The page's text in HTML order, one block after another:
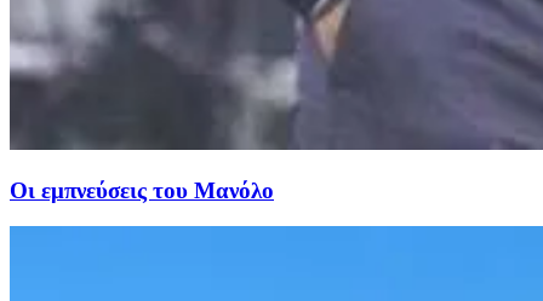
Οι εμπνεύσεις του Μανόλο